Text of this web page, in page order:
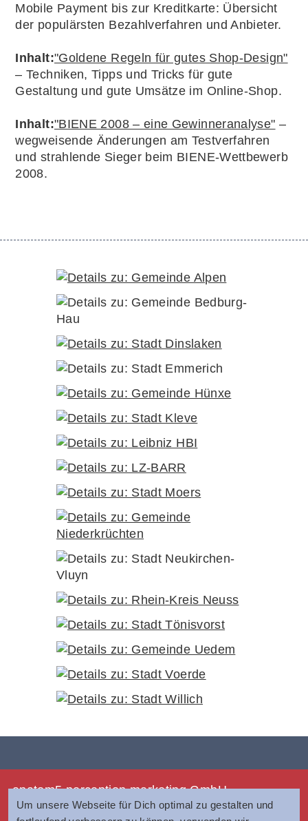
Mobile Payment bis zur Kreditkarte: Übersicht
der populärsten Bezahlverfahren und Anbieter.
Inhalt:"Goldene Regeln für gutes Shop-Design"
– Techniken, Tipps und Tricks für gute
Gestaltung und gute Umsätze im Online-Shop.
Inhalt:"BIENE 2008 – eine Gewinneranalyse" –
wegweisende Änderungen am Testverfahren
und strahlende Sieger beim BIENE-Wettbewerb
2008.
anatom5 perception marketing GmbH
Münsterstraße 121
Um unsere Webseite für Dich optimal zu gestalten und